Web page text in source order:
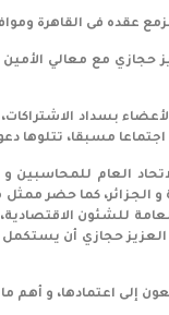
حجازي مع معالي
الأعضاء بسداد
مسبقا، تتلوها
المهنية أعضاء
و الجزائر، كما حضر
للشئون
حجازي أن
إلى اعتمادها، و أهم ما